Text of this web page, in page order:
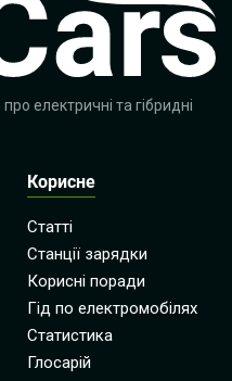
електричні та гібридні
Корисне
Статті
Станції зарядки
Корисні поради
Гід по електромобілях
Статистика
Глосарій